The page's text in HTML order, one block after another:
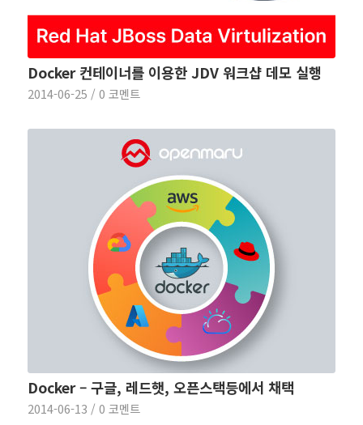
Docker 컨테이너를 이용한 JDV 워크샵 데모 실행
2014-06-25 / 0 코멘트
Docker – 구글, 레드햇, 오픈스택등에서 채택
2014-06-13 / 0 코멘트